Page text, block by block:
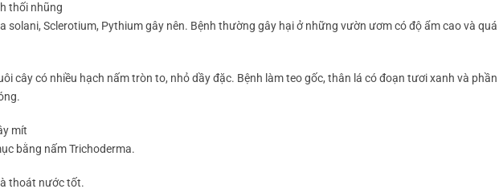
thối nhũng
solani, Sclerotium, Pythium gây nên. Bệnh thường gây hại ở những vườn ươm có độ ẩm cao và
cây có nhiều hạch nấm tròn to, nhỏ dầy đặc. Bệnh làm teo gốc, thân lá có đoạn tươi xanh và
mít
bằng nấm Trichoderma.
thoát nước tốt.